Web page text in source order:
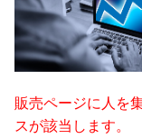
販売ページに人を
スが該当します。